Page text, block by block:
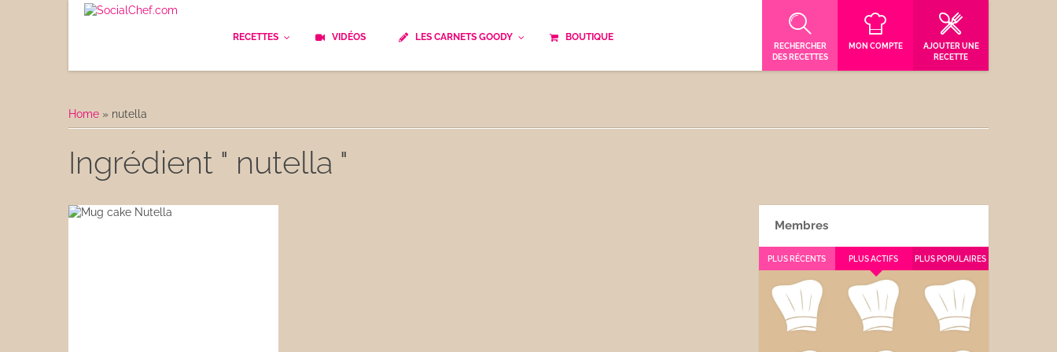
RECETTES
Le Pain
Apéritifs
Déjeuner
Cuisine française traditionnelle
VIDÉOS LES CARNETS GOODY
Spécialité culinaire
BOUTIQUE
RECHERCHER
DES RECETTES
MON COMPTE
AJOUTER UNE
RECETTE
Home » nutella
Ingrédient " nutella "
Membres
PLUS RÉCENTS PLUS ACTIFS PLUS POPULAIRES